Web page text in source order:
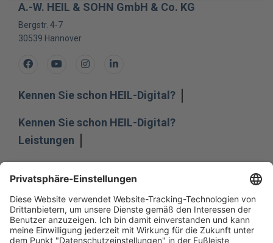
A.-W. HEIL & SOHN GmbH & Co. KG
Bergstr. 4-7
30539 Hannover
FacebookYoutubeInstagramLinkedIn
Kennen Sie schon HEIL-Digital?
Kennen Sie schon HEIL-Digital?
Leistungen
Unternehmen
Unternehmen